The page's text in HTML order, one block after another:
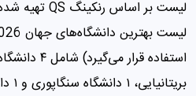
لیست بر اساس رنکینگ QS تهیه شده است.